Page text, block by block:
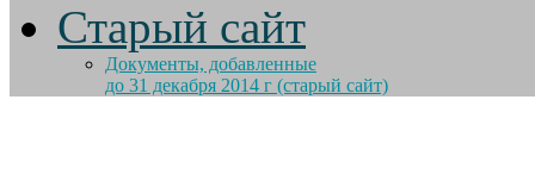
Старый сайт
Документы, добавленные
до 31 декабря 2014 г (старый сайт)